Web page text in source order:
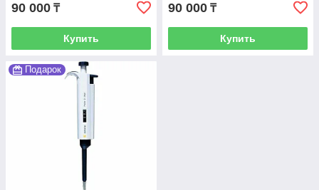
90 000 ₸
Купить
90 000 ₸
Купить
Подарок